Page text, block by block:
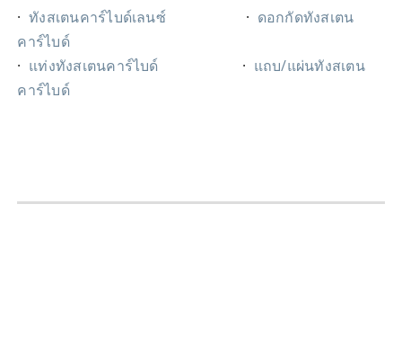
·ทังสเตนคาร์ไบด์เลนซ์ · ดอกกัดทังสเตน
คาร์ไบด์
· แท่งทังสเตนคาร์ไบด์ · แถบ/แผ่นทังสเตน
คาร์ไบด์